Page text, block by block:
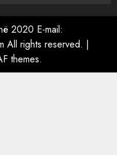
Çelën”,
Nuredin Dumanit
që e
2020 E-mail:
All rights reserved. |
themes.